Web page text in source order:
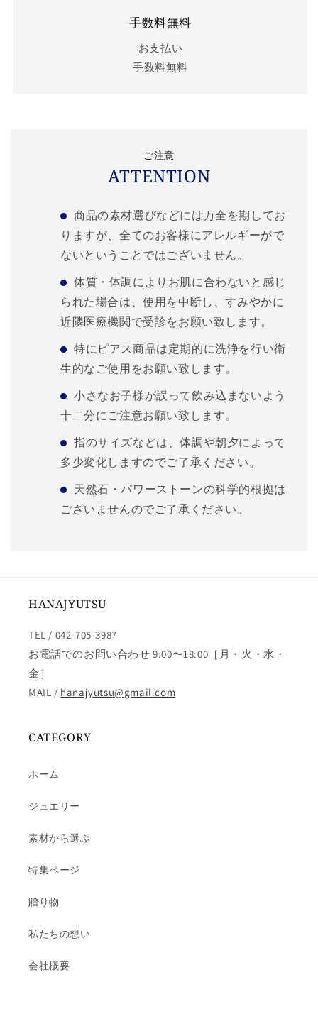
手数料無料
お支払い
手数料無料
ご注意
ATTENTION
商品の素材選びなどには万全を期してお
りますが、全てのお客様にアレルギーがで
ないということではございません。
体質・体調によりお肌に合わないと感じ
られた場合は、使用を中断し、すみやかに
近隣医療機関で受診をお願い致します。
特にピアス商品は定期的に洗浄を行い衛
生的なご使用をお願い致します。
小さなお子様が誤って飲み込まないよう
十二分にご注意お願い致します。
指のサイズなどは、体調や朝夕によって
多少変化しますのでご了承ください。
天然石・パワーストーンの科学的根拠は
ございませんのでご了承ください。
HANAJYUTSU
TEL / 042-705-3987
お電話でのお問い合わせ 9:00〜18:00［月・火・水・
金］
MAIL / hanajyutsu@gmail.com
CATEGORY
ホーム
ジュエリー
素材から選ぶ
特集ページ
贈り物
私たちの想い
会社概要